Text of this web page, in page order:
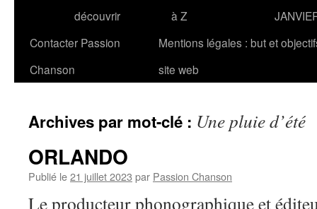
découvrir
à Z
Contacter Passion
Chanson
Mentions légales : but et
site web
Archives par mot-clé : Une pluie d’été
ORLANDO
Publié le21 juillet 2023 par Passion Chanson
Le producteur phonographique et